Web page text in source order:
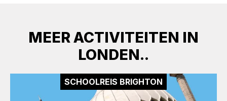
MEER ACTIVITEITEN IN
LONDEN..
SCHOOLREIS BRIGHTON